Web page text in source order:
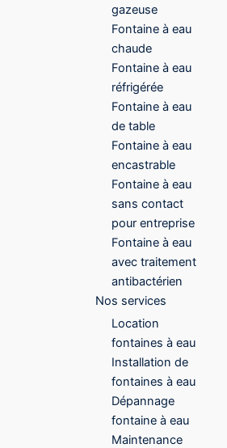
gazeuse
Fontaine à eau
chaude
Fontaine à eau
réfrigérée
Fontaine à eau
de table
Fontaine à eau
encastrable
Fontaine à eau
sans contact
pour entreprise
Fontaine à eau
avec traitement
antibactérien
Nos services
Location
fontaines à eau
Installation de
fontaines à eau
Dépannage
fontaine à eau
Maintenance